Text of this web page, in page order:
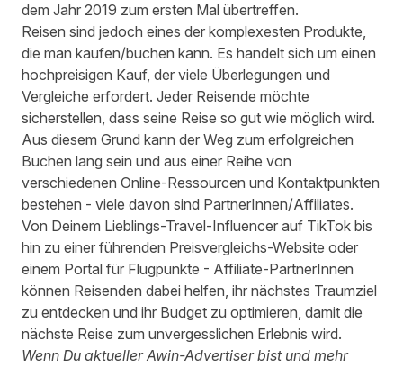
dem Jahr 2019 zum ersten Mal übertreffen.
Reisen sind jedoch eines der komplexesten Produkte,
die man kaufen/buchen kann. Es handelt sich um einen
hochpreisigen Kauf, der viele Überlegungen und
Vergleiche erfordert. Jeder Reisende möchte
sicherstellen, dass seine Reise so gut wie möglich wird.
Aus diesem Grund kann der Weg zum erfolgreichen
Buchen lang sein und aus einer Reihe von
verschiedenen Online-Ressourcen und Kontaktpunkten
bestehen - viele davon sind PartnerInnen/Affiliates.
Von Deinem Lieblings-Travel-Influencer auf TikTok bis
hin zu einer führenden Preisvergleichs-Website oder
einem Portal für Flugpunkte - Affiliate-PartnerInnen
können Reisenden dabei helfen, ihr nächstes Traumziel
zu entdecken und ihr Budget zu optimieren, damit die
nächste Reise zum unvergesslichen Erlebnis wird.
Wenn Du aktueller Awin-Advertiser bist und mehr